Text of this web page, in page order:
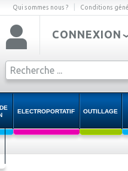
Qui sommes nous ? Conditions
CONNEXION
ELECTROPORTATIF OUTILLAGE